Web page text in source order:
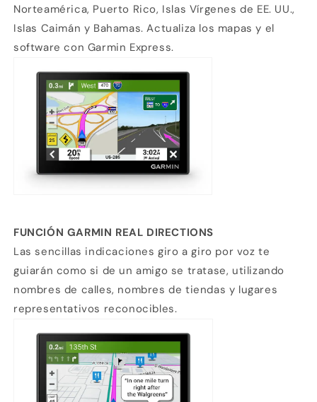
Norteamérica, Puerto Rico, Islas Vírgenes de EE. UU.,
Islas Caimán y Bahamas. Actualiza los mapas y el
software con Garmin Express.
FUNCIÓN GARMIN REAL DIRECTIONS
Las sencillas indicaciones giro a giro por voz te
guiarán como si de un amigo se tratase, utilizando
nombres de calles, nombres de tiendas y lugares
representativos reconocibles.